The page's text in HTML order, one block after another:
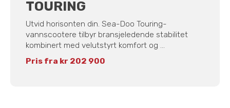
TOURING
Utvid horisonten din. Sea-Doo Touring-
vannscootere tilbyr bransjeledende stabilitet
kombinert med velutstyrt komfort og ...
Pris fra kr 202 900